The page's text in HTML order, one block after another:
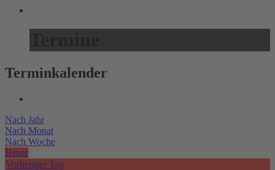
Terminkalender
Nach Jahr
Nach Monat
Nach Woche
Heute
Vorheriger Tag